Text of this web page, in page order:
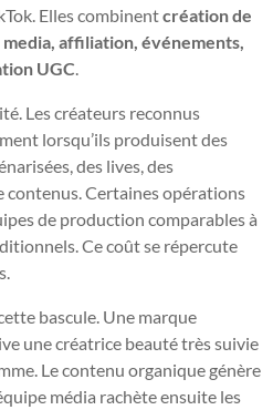
Elles combinentcréation de
affiliation, événements,
UGC
Les créateurs reconnus
lorsqu’ils produisent des
des lives, des
contenus. Certaines opérations
de production comparables à
Ce coût se répercute
bascule. Une marque
une créatrice beauté très suivie
Le contenu organique génère
média rachète ensuite les